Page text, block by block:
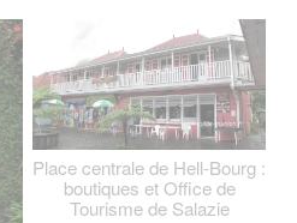
Place centrale de Hell-Bourg :
boutiques et Office de
Tourisme de Salazie